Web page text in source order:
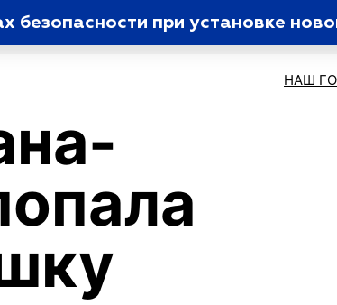
при установке
НАШ